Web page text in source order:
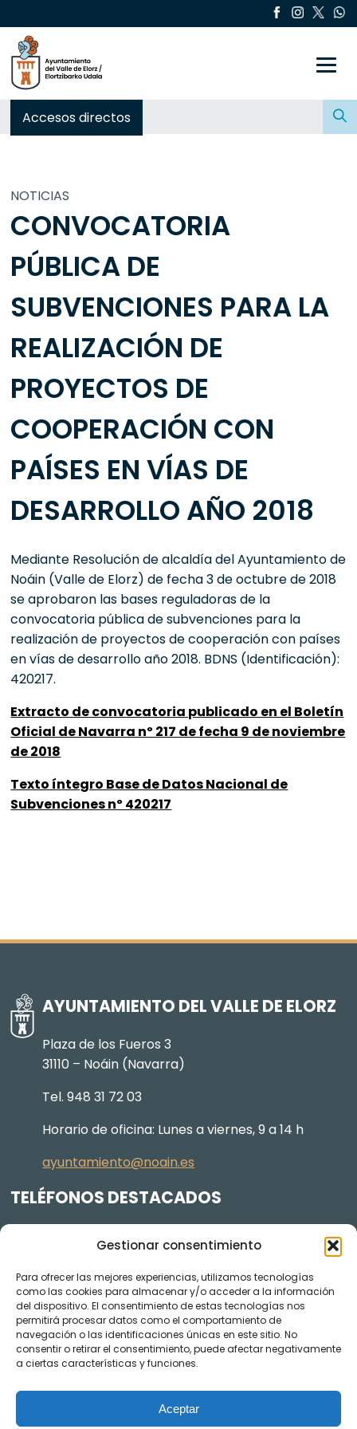
Gestionar consentimiento
Para ofrecer las mejores experiencias, utilizamos tecnologías
como las cookies para almacenar y/o acceder a la información
del dispositivo. El consentimiento de estas tecnologías nos
permitirá procesar datos como el comportamiento de
navegación o las identificaciones únicas en este sitio. No
consentir o retirar el consentimiento, puede afectar negativamente
a ciertas características y funciones.
Aceptar
Accesos directos
Buscar:
NOTICIAS
CONVOCATORIA
PÚBLICA DE
SUBVENCIONES PARA LA
REALIZACIÓN DE
PROYECTOS DE
COOPERACIÓN CON
PAÍSES EN VÍAS DE
DESARROLLO AÑO 2018
Mediante Resolución de alcaldía del Ayuntamiento de
Noáin (Valle de Elorz) de fecha 3 de octubre de 2018
se aprobaron las bases reguladoras de la
convocatoria pública de subvenciones para la
realización de proyectos de cooperación con países
en vías de desarrollo año 2018. BDNS (Identificación):
420217.
Extracto de convocatoria publicado en el Boletín
Oficial de Navarra nº 217 de fecha 9 de noviembre
de 2018
Texto íntegro Base de Datos Nacional de
Subvenciones nº 420217
AYUNTAMIENTO DEL VALLE DE ELORZ
Plaza de los Fueros 3
31110 – Noáin (Navarra)
Tel. 948 31 72 03
Horario de oficina: Lunes a viernes, 9 a 14 h
ayuntamiento@noain.es
TELÉFONOS DESTACADOS
605 834 045
948 368 156
Jardinería y Agenda Local 2030
948 074 848
TRANSPARENCIA
Videos de los plenos en YouTube